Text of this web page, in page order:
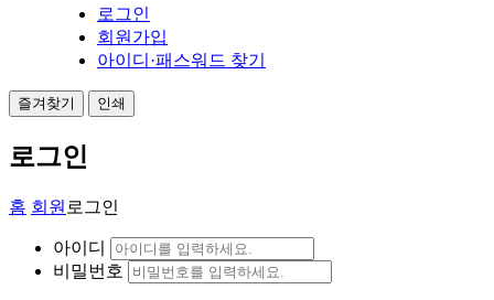
로그인
회원가입
아이디·패스워드 찾기
즐겨찾기 인쇄
로그인
홈 회원 로그인
아이디
비밀번호